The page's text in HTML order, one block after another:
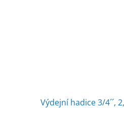
Výdejní hadice 3/4´´,